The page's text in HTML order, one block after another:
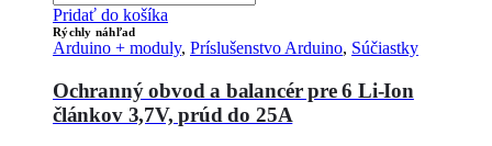
Pridať do košíka
Rýchly náhľad
Arduino + moduly, Príslušenstvo Arduino, Súčiastky
Ochranný obvod a balancér pre 6 Li-Ion
článkov 3,7V, prúd do 25A